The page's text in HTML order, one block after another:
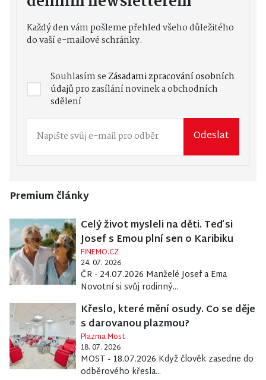
Každý den vám pošleme přehled všeho důležitého
do vaší e-mailové schránky.
Souhlasím seZásadami zpracování osobních
údajůpro zasílání novinek a obchodních
sdělení
Odeslat
Premium články
Celý život mysleli na děti. Teď si
Josef s Emou plní sen o Karibiku
FINEMO.CZ
24. 07. 2026
ČR - 24.07.2026 Manželé Josef a Ema
Novotní si svůj rodinný...
Křeslo, které mění osudy. Co se děje
s darovanou plazmou?
Plazma Most
18. 07. 2026
MOST - 18.07.2026 Když člověk zasedne do
odběrového křesla...